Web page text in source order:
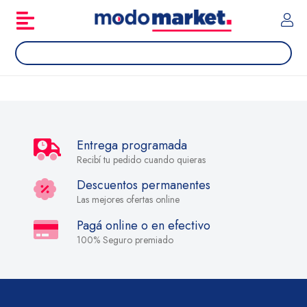
Entrega programada
Recibí tu pedido cuando quieras
Descuentos permanentes
Las mejores ofertas online
Pagá online o en efectivo
100% Seguro premiado